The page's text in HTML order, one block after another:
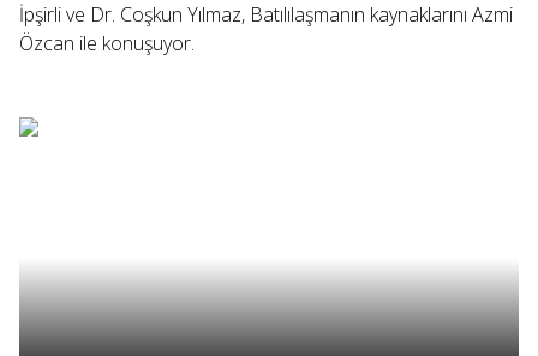
İpşirli ve Dr. Coşkun Yılmaz, Batılılaşmanın kaynaklarını Azmi
Özcan ile konuşuyor.